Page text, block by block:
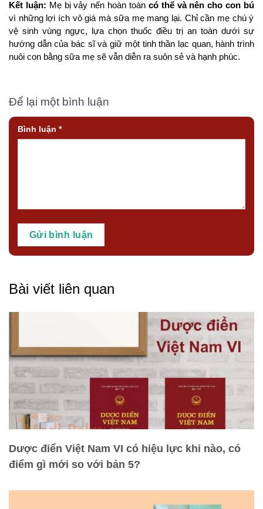
Kết luận: Mẹ bị vảy nến hoàn toàn có thể và nên cho con bú
vì những lợi ích vô giá mà sữa mẹ mang lại. Chỉ cần mẹ chú ý
vệ sinh vùng ngực, lựa chọn thuốc điều trị an toàn dưới sự
hướng dẫn của bác sĩ và giữ một tinh thần lạc quan, hành trình
nuôi con bằng sữa mẹ sẽ vẫn diễn ra suôn sẻ và hạnh phúc.
Để lại một bình luận
Bình luận *
Bài viết liên quan
Dược điển Việt Nam VI có hiệu lực khi nào, có
điểm gì mới so với bản 5?